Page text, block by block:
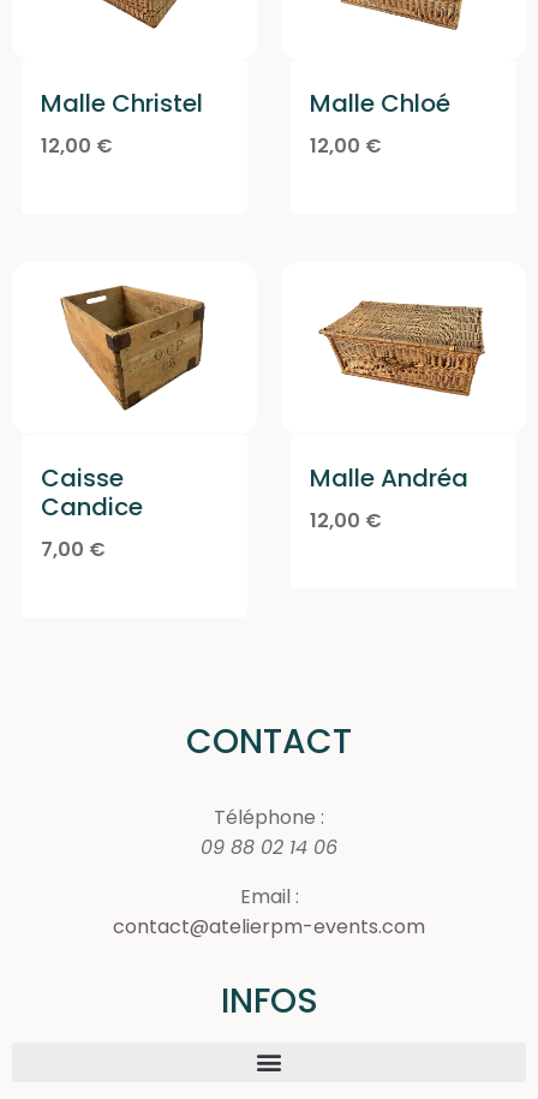
Malle Christel
12,00 €
Malle Chloé
12,00 €
Caisse
Candice
7,00 €
Malle Andréa
12,00 €
CONTACT
Téléphone :
09 88 02 14 06
Email :
contact@atelierpm-events.com
INFOS